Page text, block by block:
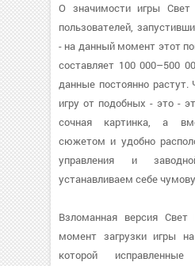
О значимости игры
пользователей,
- на данный момент этот
составляет 100 000–500
данные постоянно
игру от подобных - это -
сочная картинка, а
сюжетом и удобно
управления и
устанавливаем себе
Взломанная версия
момент загрузки игры
которой